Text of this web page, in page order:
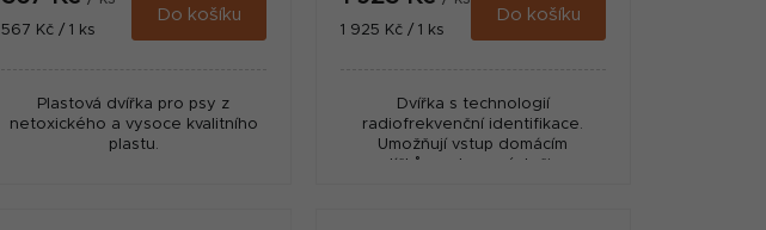
Měrná
567 Kč / 1 ks
Do košíku
Plastová dvířka pro psy z
netoxického a vysoce kvalitního
plastu.
Měrná
1 925 Kč / 1 ks
Do košíku
Dvířka s technologií
radiofrekvenční identifikace.
Umožňují vstup domácím
mazlíčkům vybavených čipem.